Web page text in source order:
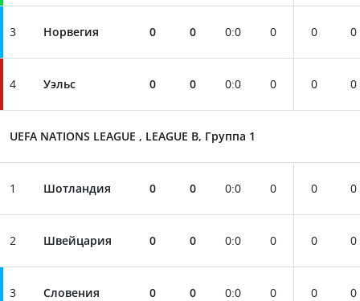
3 Норвегия 0 0 0:0 0 0 0
4 Уэльс 0 0 0:0 0 0 0
UEFA NATIONS LEAGUE , LEAGUE B, Группа 1
1 Шотландия 0 0 0:0 0 0 0
2 Швейцария 0 0 0:0 0 0 0
3 Словения 0 0 0:0 0 0 0